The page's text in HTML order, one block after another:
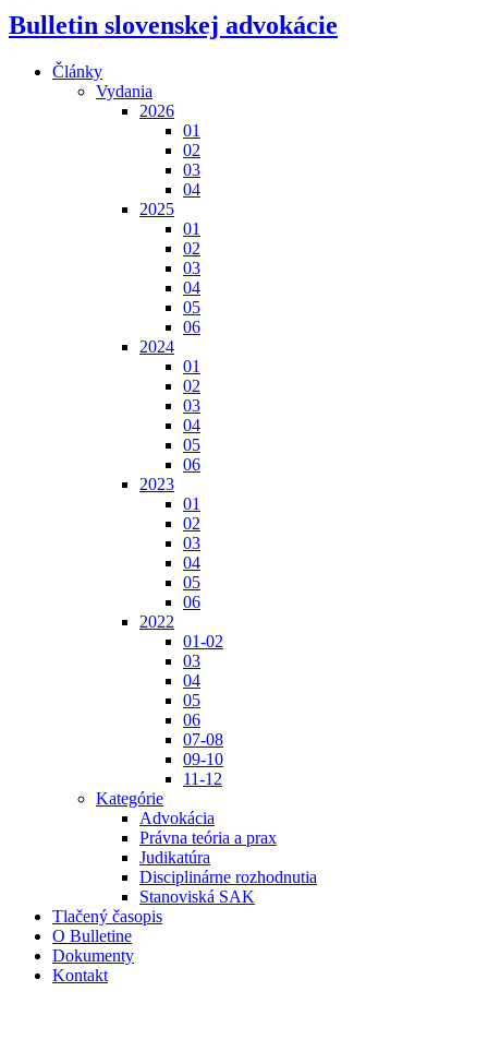
Bulletin slovenskej advokácie
Články
Vydania
2026
01
02
03
04
2025
01
02
03
04
05
06
2024
01
02
03
04
05
06
2023
01
02
03
04
05
06
2022
01-02
03
04
05
06
07-08
09-10
11-12
Kategórie
Advokácia
Právna teória a prax
Judikatúra
Disciplinárne rozhodnutia
Stanoviská SAK
Tlačený časopis
O Bulletine
Dokumenty
Kontakt